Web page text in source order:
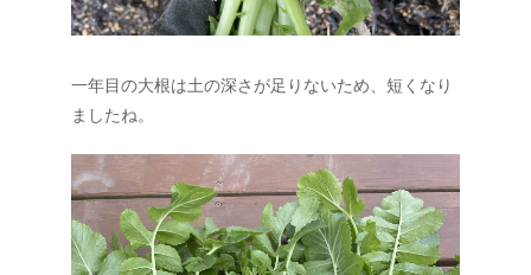
一年目の大根は土の深さが足りないため、短くなり
ましたね。